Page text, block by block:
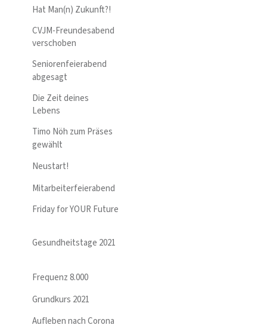
Hat Man(n) Zukunft?!
CVJM-Freundesabend
verschoben
Seniorenfeierabend
abgesagt
Die Zeit deines
Lebens
Timo Nöh zum Präses
gewählt
Neustart!
Mitarbeiterfeierabend
Friday for YOUR Future
Gesundheitstage 2021
Frequenz 8.000
Grundkurs 2021
Aufleben nach Corona